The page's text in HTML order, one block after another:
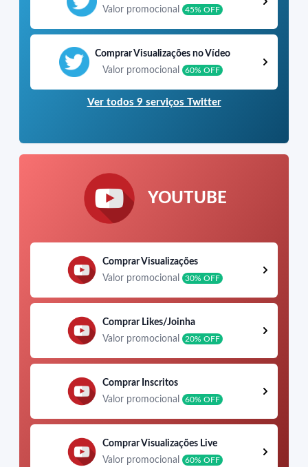
Valor promocional
45% OFF
Comprar Visualizações no Vídeo
Valor promocional
60% OFF
Ver todos 9 serviços Twitter
YOUTUBE
Comprar Visualizações
Valor promocional
30% OFF
Comprar Likes/Joinha
Valor promocional
20% OFF
Comprar Inscritos
Valor promocional
60% OFF
Comprar Visualizações Live
Valor promocional
60% OFF